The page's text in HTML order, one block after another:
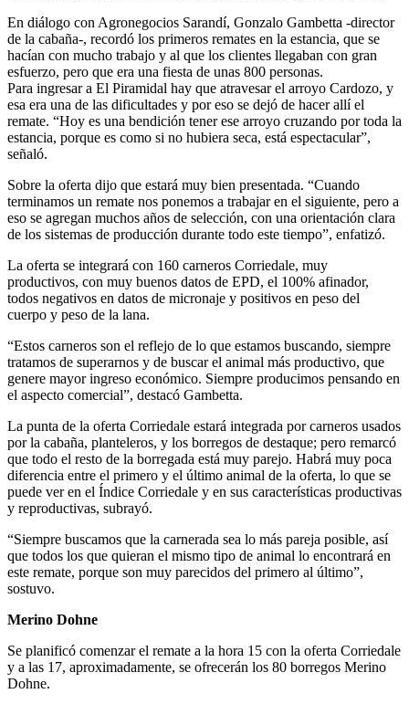
En diálogo con Agronegocios Sarandí, Gonzalo Gambetta -director
de la cabaña-, recordó los primeros remates en la estancia, que se
hacían con mucho trabajo y al que los clientes llegaban con gran
esfuerzo, pero que era una fiesta de unas 800 personas.
Para ingresar a El Piramidal hay que atravesar el arroyo Cardozo, y
esa era una de las dificultades y por eso se dejó de hacer allí el
remate. “Hoy es una bendición tener ese arroyo cruzando por toda la
estancia, porque es como si no hubiera seca, está espectacular”,
señaló.
Sobre la oferta dijo que estará muy bien presentada. “Cuando
terminamos un remate nos ponemos a trabajar en el siguiente, pero a
eso se agregan muchos años de selección, con una orientación clara
de los sistemas de producción durante todo este tiempo”, enfatizó.
La oferta se integrará con 160 carneros Corriedale, muy
productivos, con muy buenos datos de EPD, el 100% afinador,
todos negativos en datos de micronaje y positivos en peso del
cuerpo y peso de la lana.
“Estos carneros son el reflejo de lo que estamos buscando, siempre
tratamos de superarnos y de buscar el animal más productivo, que
genere mayor ingreso económico. Siempre producimos pensando en
el aspecto comercial”, destacó Gambetta.
La punta de la oferta Corriedale estará integrada por carneros usados
por la cabaña, planteleros, y los borregos de destaque; pero remarcó
que todo el resto de la borregada está muy parejo. Habrá muy poca
diferencia entre el primero y el último animal de la oferta, lo que se
puede ver en el Índice Corriedale y en sus características productivas
y reproductivas, subrayó.
“Siempre buscamos que la carnerada sea lo más pareja posible, así
que todos los que quieran el mismo tipo de animal lo encontrará en
este remate, porque son muy parecidos del primero al último”,
sostuvo.
Merino Dohne
Se planificó comenzar el remate a la hora 15 con la oferta Corriedale
y a las 17, aproximadamente, se ofrecerán los 80 borregos Merino
Dohne.